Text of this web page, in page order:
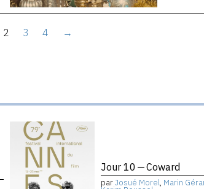
2 3 4 →
Jour 10 — Coward
parJosué Morel, Marin